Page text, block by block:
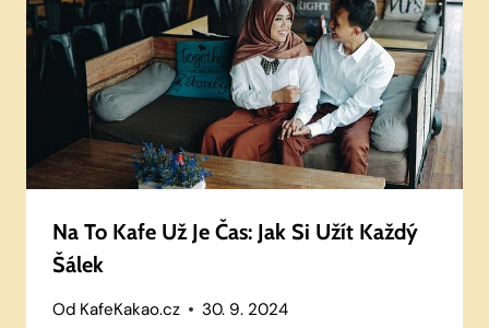
Na To Kafe Už Je Čas: Jak Si Užít Každý
Šálek
Od KafeKakao.cz 30. 9. 2024